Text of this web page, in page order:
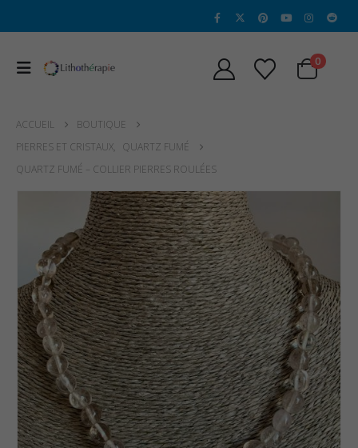
0
ACCUEIL
BOUTIQUE
PIERRES ET CRISTAUX, QUARTZ FUMÉ
QUARTZ FUMÉ – COLLIER PIERRES ROULÉES